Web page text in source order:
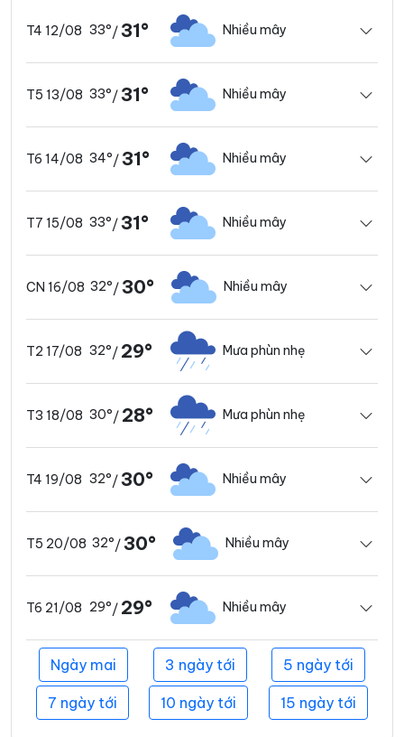
T4 12/08 33°/31° Nhiều mây
T5 13/08 33°/31° Nhiều mây
T6 14/08 34°/31° Nhiều mây
T7 15/08 33°/31° Nhiều mây
CN 16/08 32°/30° Nhiều mây
T2 17/08 32°/ 29° Mưa phùn nhẹ
T3 18/08 30°/ 28° Mưa phùn nhẹ
T4 19/08 32°/30° Nhiều mây
T5 20/08 32°/30° Nhiều mây
T6 21/08 29°/ 29° Nhiều mây
Ngày mai 3 ngày tới 5 ngày tới
7 ngày tới 10 ngày tới 15 ngày tới